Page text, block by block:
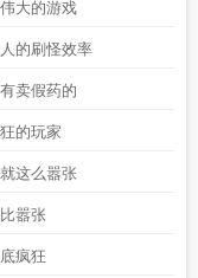
大的游戏
的刷怪效率
卖假药的
的玩家
这么嚣张
嚣张
疯狂